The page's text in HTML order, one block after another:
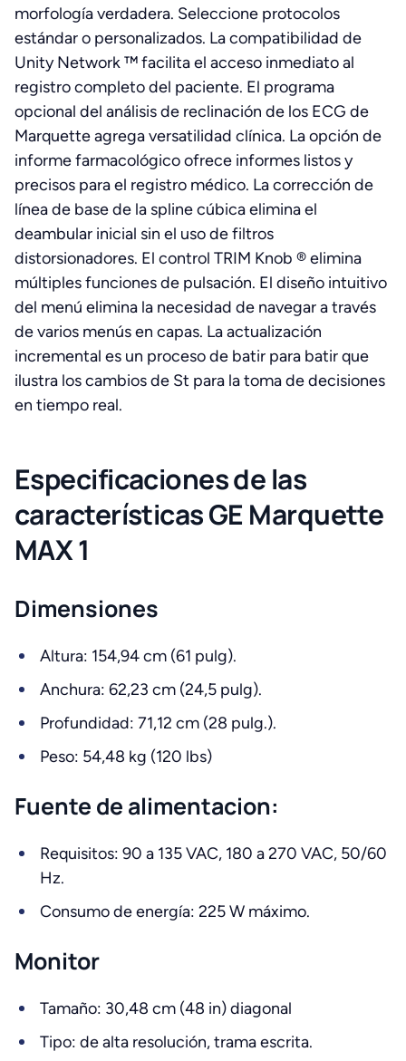
morfología verdadera. Seleccione protocolos
estándar o personalizados. La compatibilidad de
Unity Network ™ facilita el acceso inmediato al
registro completo del paciente. El programa
opcional del análisis de reclinación de los ECG de
Marquette agrega versatilidad clínica. La opción de
informe farmacológico ofrece informes listos y
precisos para el registro médico. La corrección de
línea de base de la spline cúbica elimina el
deambular inicial sin el uso de filtros
distorsionadores. El control TRIM Knob ® elimina
múltiples funciones de pulsación. El diseño intuitivo
del menú elimina la necesidad de navegar a través
de varios menús en capas. La actualización
incremental es un proceso de batir para batir que
ilustra los cambios de St para la toma de decisiones
en tiempo real.
Especificaciones de las
características GE Marquette
MAX 1
Dimensiones
Altura: 154,94 cm (61 pulg).
Anchura: 62,23 cm (24,5 pulg).
Profundidad: 71,12 cm (28 pulg.).
Peso: 54,48 kg (120 lbs)
Fuente de alimentacion:
Requisitos: 90 a 135 VAC, 180 a 270 VAC, 50/60
Hz.
Consumo de energía: 225 W máximo.
Monitor
Tamaño: 30,48 cm (48 in) diagonal
Tipo: de alta resolución, trama escrita.